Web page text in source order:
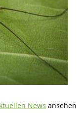
News ansehen